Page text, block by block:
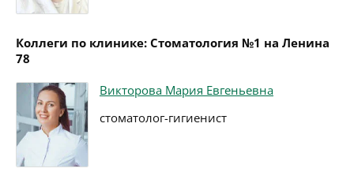
Коллеги по клинике: Стоматология №1 на Ленина
78
Викторова Мария Евгеньевна
стоматолог-гигиенист